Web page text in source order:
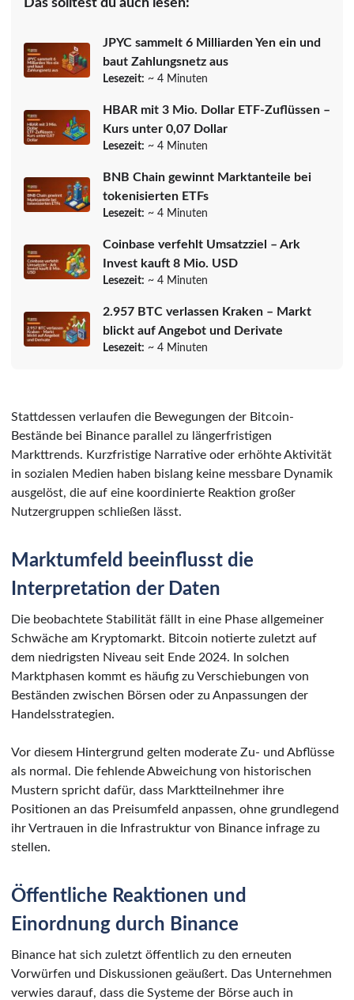
Das solltest du auch lesen:
JPYC sammelt 6 Milliarden Yen ein und
baut Zahlungsnetz aus
Lesezeit: ~ 4 Minuten
HBAR mit 3 Mio. Dollar ETF-Zuflüssen –
Kurs unter 0,07 Dollar
Lesezeit: ~ 4 Minuten
BNB Chain gewinnt Marktanteile bei
tokenisierten ETFs
Lesezeit: ~ 4 Minuten
Coinbase verfehlt Umsatzziel – Ark
Invest kauft 8 Mio. USD
Lesezeit: ~ 4 Minuten
2.957 BTC verlassen Kraken – Markt
blickt auf Angebot und Derivate
Lesezeit: ~ 4 Minuten
Stattdessen verlaufen die Bewegungen der Bitcoin-
Bestände bei Binance parallel zu längerfristigen
Markttrends. Kurzfristige Narrative oder erhöhte Aktivität
in sozialen Medien haben bislang keine messbare Dynamik
ausgelöst, die auf eine koordinierte Reaktion großer
Nutzergruppen schließen lässt.
Marktumfeld beeinflusst die
Interpretation der Daten
Die beobachtete Stabilität fällt in eine Phase allgemeiner
Schwäche am Kryptomarkt. Bitcoin notierte zuletzt auf
dem niedrigsten Niveau seit Ende 2024. In solchen
Marktphasen kommt es häufig zu Verschiebungen von
Beständen zwischen Börsen oder zu Anpassungen der
Handelsstrategien.
Vor diesem Hintergrund gelten moderate Zu- und Abflüsse
als normal. Die fehlende Abweichung von historischen
Mustern spricht dafür, dass Marktteilnehmer ihre
Positionen an das Preisumfeld anpassen, ohne grundlegend
ihr Vertrauen in die Infrastruktur von Binance infrage zu
stellen.
Öffentliche Reaktionen und
Einordnung durch Binance
Binance hat sich zuletzt öffentlich zu den erneuten
Vorwürfen und Diskussionen geäußert. Das Unternehmen
verwies darauf, dass die Systeme der Börse auch in